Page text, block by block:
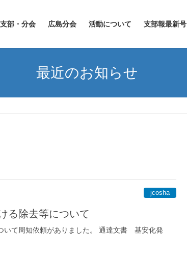
部・分会 広島分会 活動について 支部報最新号
最近のお知らせ
jcosha
る除去等について
いて周知依頼がありました。 通達文書 基安化発